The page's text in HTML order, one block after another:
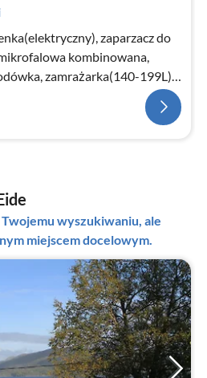
zaparzacz do
kombinowana,
zamrażarka(140-199L),
wyszukiwaniu, ale
miejscem docelowym.